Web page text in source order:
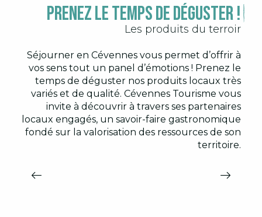
Prenez le temps de déguster !
Les produits du terroir
Séjourner en Cévennes vous permet d’offrir à
vos sens tout un panel d’émotions ! Prenez le
temps de déguster nos produits locaux très
variés et de qualité. Cévennes Tourisme vous
invite à découvrir à travers ses partenaires
locaux engagés, un savoir-faire gastronomique
fondé sur la valorisation des ressources de son
territoire.